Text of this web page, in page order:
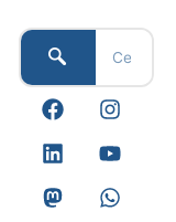
F
a
c
e
b
o
I
n
s
t
a
g
L
i
n
k
e
d
Y
o
u
t
u
b
M
a
s
t
o
d
W
h
a
t
s
a